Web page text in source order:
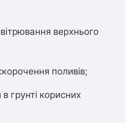
верхнього
поливів;
грунті корисних